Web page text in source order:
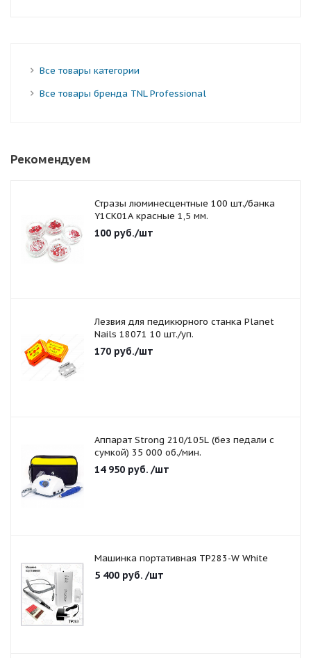
Все товары категории
Все товары бренда TNL Professional
Рекомендуем
Стразы люминесцентные 100 шт./банка
Y1CK01A красные 1,5 мм.
100 руб./шт
Лезвия для педикюрного станка Planet
Nails 18071 10 шт./уп.
170 руб./шт
Аппарат Strong 210/105L (без педали с
сумкой) 35 000 об./мин.
14 950 руб. /шт
Машинка портативная TP283-W White
5 400 руб. /шт